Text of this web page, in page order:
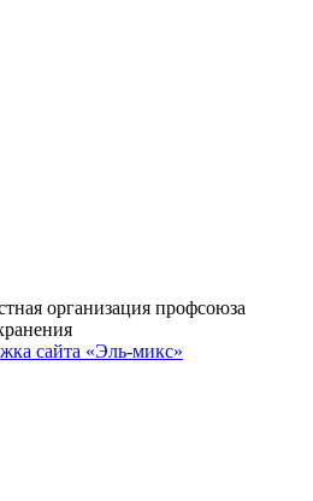
организация профсоюза
сайта «Эль-микс»